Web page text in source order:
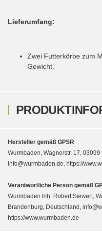
Lieferumfang:
Zwei Futterkörbe zum
Gewicht.
Hersteller gemäß GPSR
Wurmbaden, Wagnerstr. 17,
info@wurmbaden.de, https://
Verantwortliche Person gemäß
Wurmbaden Inh. Robert Siewert,
Brandenburg, Deutschland,
https://www.wurmbaden.de